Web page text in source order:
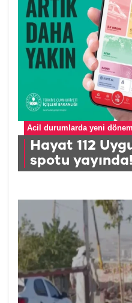
Acil durumlarda yeni
Hayat 112
spotu yayında!